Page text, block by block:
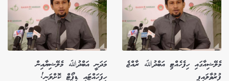
މެލޭޝިއާގައި ހިފެހެއްޓި އަބްދުﷲ ރާއްޖެ
ފުރުވާލައިފި
މަދަނީ އަބްދުﷲ މެލޭޝިޔާއިން
ހިފަހައްޓައި ޑީޕޯޓް ކޮށްލަނީ!